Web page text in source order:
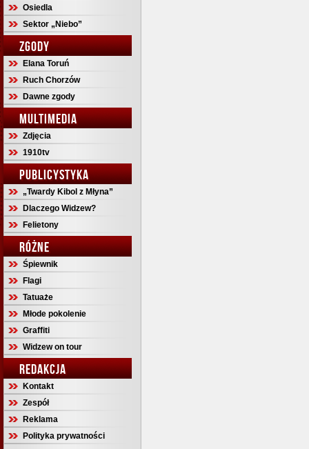
Osiedla
Sektor „Niebo”
ZGODY
Elana Toruń
Ruch Chorzów
Dawne zgody
MULTIMEDIA
Zdjęcia
1910tv
PUBLICYSTYKA
„Twardy Kibol z Młyna”
Dlaczego Widzew?
Felietony
RÓŻNE
Śpiewnik
Flagi
Tatuaże
Młode pokolenie
Graffiti
Widzew on tour
REDAKCJA
Kontakt
Zespół
Reklama
Polityka prywatności